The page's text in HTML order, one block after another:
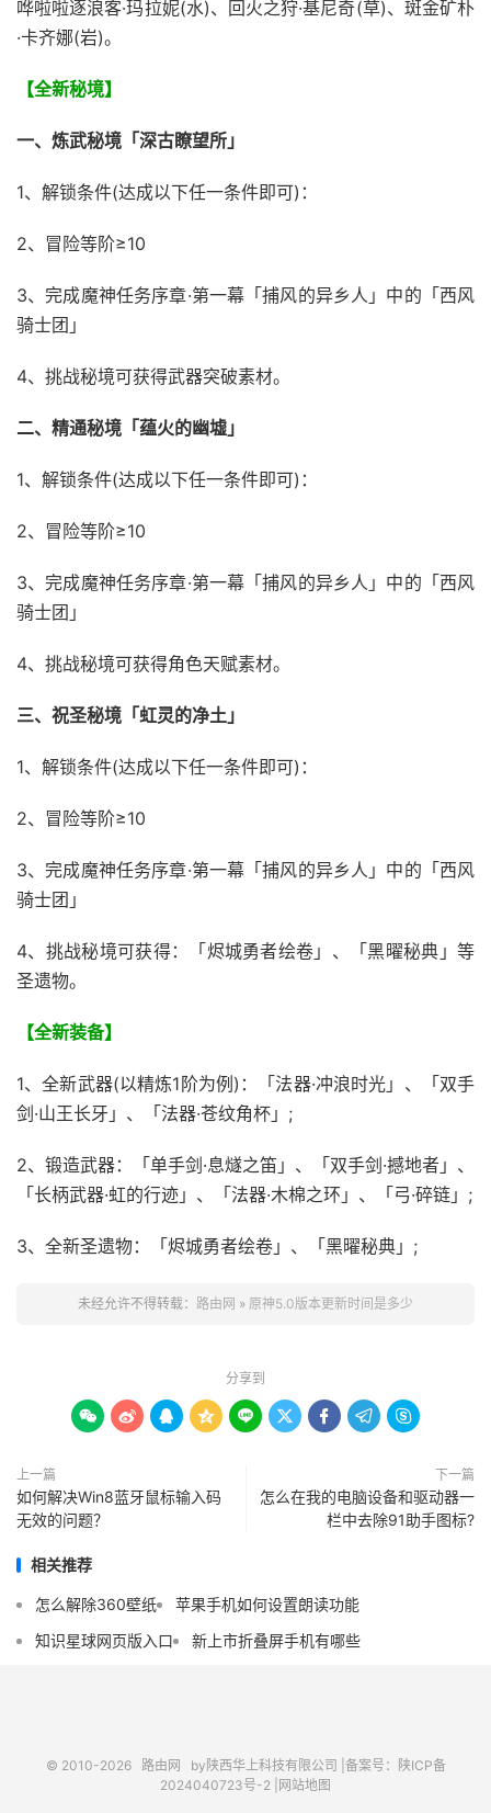
哗啦啦逐浪客·玛拉妮(水)、回火之狩·基尼奇(草)、斑金矿朴
·卡齐娜(岩)。
【全新秘境】
一、炼武秘境「深古瞭望所」
1、解锁条件(达成以下任一条件即可)：
2、冒险等阶≥10
3、完成魔神任务序章·第一幕「捕风的异乡人」中的「西风
骑士团」
4、挑战秘境可获得武器突破素材。
二、精通秘境「蕴火的幽墟」
1、解锁条件(达成以下任一条件即可)：
2、冒险等阶≥10
3、完成魔神任务序章·第一幕「捕风的异乡人」中的「西风
骑士团」
4、挑战秘境可获得角色天赋素材。
三、祝圣秘境「虹灵的净土」
1、解锁条件(达成以下任一条件即可)：
2、冒险等阶≥10
3、完成魔神任务序章·第一幕「捕风的异乡人」中的「西风
骑士团」
4、挑战秘境可获得：「烬城勇者绘卷」、「黑曜秘典」等
圣遗物。
【全新装备】
1、全新武器(以精炼1阶为例)：「法器·冲浪时光」、「双手
剑·山王长牙」、「法器·苍纹角杯」;
2、锻造武器：「单手剑·息燧之笛」、「双手剑·撼地者」、
「长柄武器·虹的行迹」、「法器·木棉之环」、「弓·碎链」;
3、全新圣遗物：「烬城勇者绘卷」、「黑曜秘典」;
未经允许不得转载： 路由网 » 原神5.0版本更新时间是多少
分享到
        
上一篇
如何解决Win8蓝牙鼠标输入码
无效的问题？
下一篇
怎么在我的电脑设备和驱动器一
栏中去除91助手图标?
相关推荐
怎么解除360壁纸
苹果手机如何设置朗读功能
知识星球网页版入口
新上市折叠屏手机有哪些
© 2010-2026 路由网 by陕西华上科技有限公司 | 备案号：陕ICP备
2024040723号-2 | 网站地图